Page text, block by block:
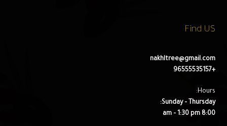
Find US
nakhltree@gmail.com
+96555535157
Hours:
Sunday – Thursday:
8:00 am – 1:30 pm